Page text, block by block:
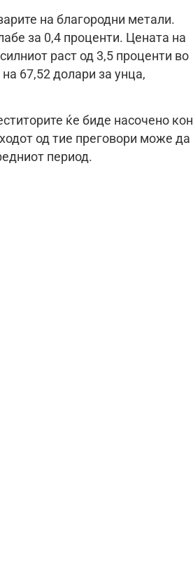
на благородни метали.
за 0,4 проценти. Цената на
раст од 3,5 проценти во
67,52 долари за унца,
ќе биде насочено кон
од тие преговори може да
период.